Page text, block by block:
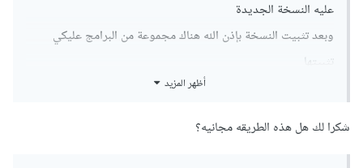
عليه النسخة الجديدة
وبعد تثبيت النسخة بإذن الله هناك مجموعة من البرامج عليكي
تثبيتها
netFramework
أظهر المزيد
شكرا لك هل هذه الطريقه مجانيه؟